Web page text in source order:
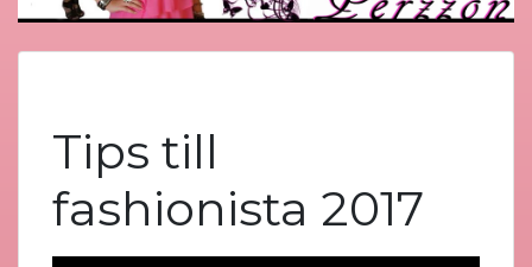
Tips till
fashionista 2017